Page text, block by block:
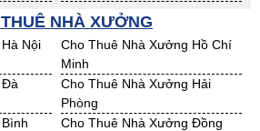
Bán Đất KCN Nghệ An
Bán Đất KCN Phú Yên
Bán Đất KCN Quảng Nam
Bán Đất KCN Bà Rịa - VT
Bán Đất KCN An Giang
Bán Đất KCN Bến Tre
NHÀ XƯỞNG
Nội
Cho Thuê Nhà Xưởng Hồ Chí
Minh
Đà
Cho Thuê Nhà Xưởng Hải
Phòng
Cho Thuê Nhà Xưởng Đồng